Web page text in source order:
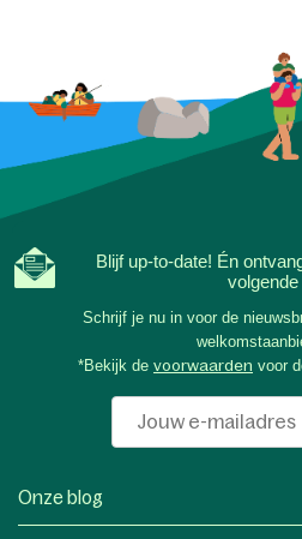
Blijf up-to-date! Én
Schrijf je nu in voor de
*Bekijk de voorwaarden voor
Onze blog